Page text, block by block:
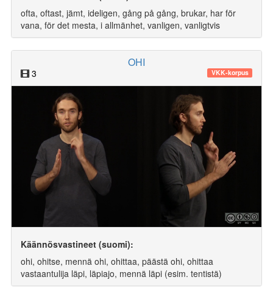
ofta, oftast, jämt, ideligen, gång på gång, brukar, har för
vana, för det mesta, i allmänhet, vanligen, vanligtvis
OHI
3 VKK-korpus
Käännösvastineet (suomi):
ohi, ohitse, mennä ohi, ohittaa, päästä ohi, ohittaa
vastaantulija läpi, läpiajo, mennä läpi (esim. tentistä)